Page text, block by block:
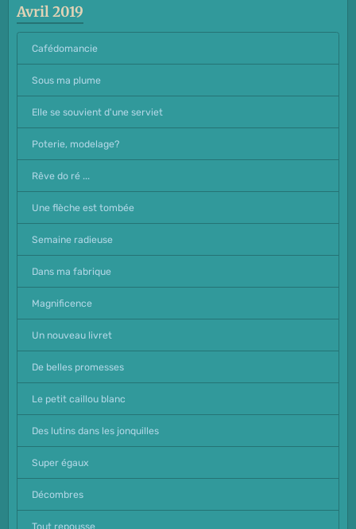
Avril 2019
Cafédomancie
Sous ma plume
Elle se souvient d'une serviet
Poterie, modelage?
Rêve do ré ...
Une flèche est tombée
Semaine radieuse
Dans ma fabrique
Magnificence
Un nouveau livret
De belles promesses
Le petit caillou blanc
Des lutins dans les jonquilles
Super égaux
Décombres
Tout repousse